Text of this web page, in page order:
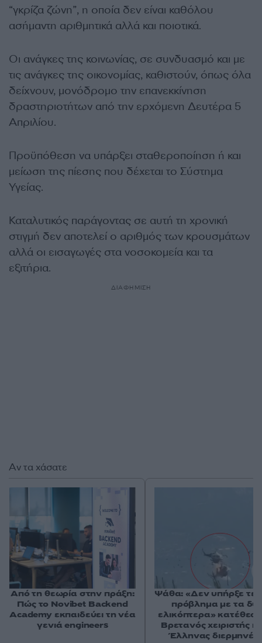
“γκρίζα ζώνη”, η οποία δεν είναι καθόλου
ασήμαντη αριθμητικά αλλά και ποιοτικά.
Οι ανάγκες της κοινωνίας, σε συνδυασμό και με
τις ανάγκες της οικονομίας, καθιστούν, όπως όλα
δείχνουν, μονόδρομο την επανεκκίνηση
δραστηριοτήτων από την ερχόμενη Δευτέρα 5
Απριλίου.
Προϋπόθεση να υπάρξει σταθεροποίηση ή και
μείωση της πίεσης που δέχεται το Σύστημα
Υγείας.
Καταλυτικός παράγοντας σε αυτή τη χρονική
στιγμή δεν αποτελεί ο αριθμός των κρουσμάτων
αλλά οι εισαγωγές στα νοσοκομεία και τα
εξιτήρια.
ΔΙΑΦΗΜΙΣΗ
Αν τα χάσατε
Από τη θεωρία στην πράξη:
Πώς το Novibet Backend
Academy εκπαιδεύει τη νέα
γενιά engineers
Ψάθα: «Δεν υπήρξε
πρόβλημα με τα
ελικόπτερα»
Βρετανός χειριστής
Έλληνας